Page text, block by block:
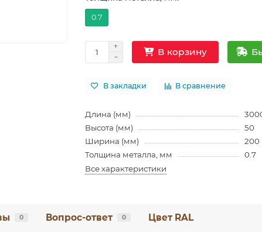
0.7
В корзину
В закладки В сравнение
Длина (мм)
Высота (мм)
50
Ширина (мм)
200
Толщина металла, мм
0.7
Все характеристики
0 Вопрос-ответ 0 Цвет RAL